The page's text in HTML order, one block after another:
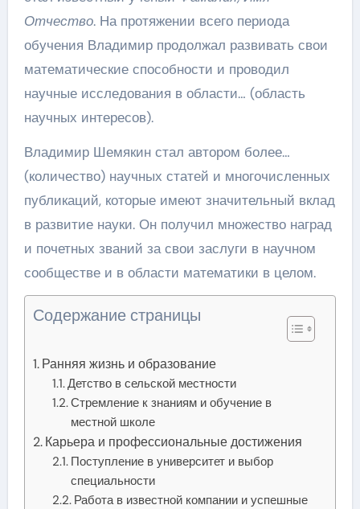
Отчество. На протяжении всего периода
обучения Владимир продолжал развивать свои
математические способности и проводил
научные исследования в области… (область
научных интересов).
Владимир Шемякин стал автором более…
(количество) научных статей и многочисленных
публикаций, которые имеют значительный вклад
в развитие науки. Он получил множество наград
и почетных званий за свои заслуги в научном
сообществе и в области математики в целом.
Содержание страницы
Ранняя жизнь и образование
Детство в сельской местности
Стремление к знаниям и обучение в
местной школе
Карьера и профессиональные достижения
Поступление в университет и выбор
специальности
Работа в известной компании и успешные